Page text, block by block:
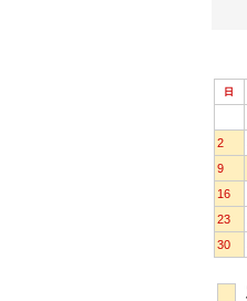
日
2
9
16
23
30